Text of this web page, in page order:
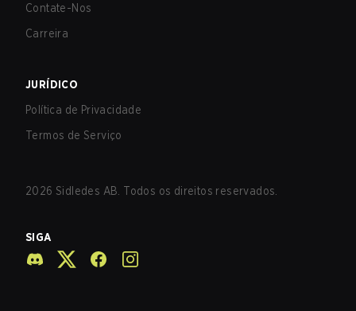
Contate-Nos
Carreira
JURÍDICO
Política de Privacidade
Termos de Serviço
2026 Sidledes AB. Todos os direitos reservados.
SIGA